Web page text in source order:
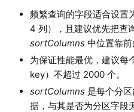
频繁查询的字段适合设置
4 列），且建议优先把查
sortColumns中位置靠前
为保证性能最优，建议
key）不超过 2000 个。
sortColumns是每个分区
据，与其是否为分区字段